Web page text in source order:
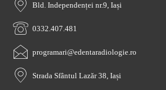
Bld. Independenței nr.9, Iași
0332.407.481
programari@edentaradiologie.ro
Strada Sfântul Lazăr 38, Iași